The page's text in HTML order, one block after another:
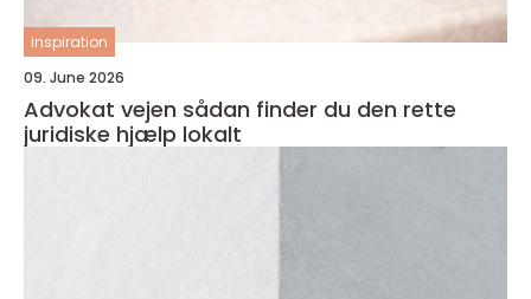
inspiration
09. June 2026
Advokat vejen sådan finder du den rette
juridiske hjælp lokalt